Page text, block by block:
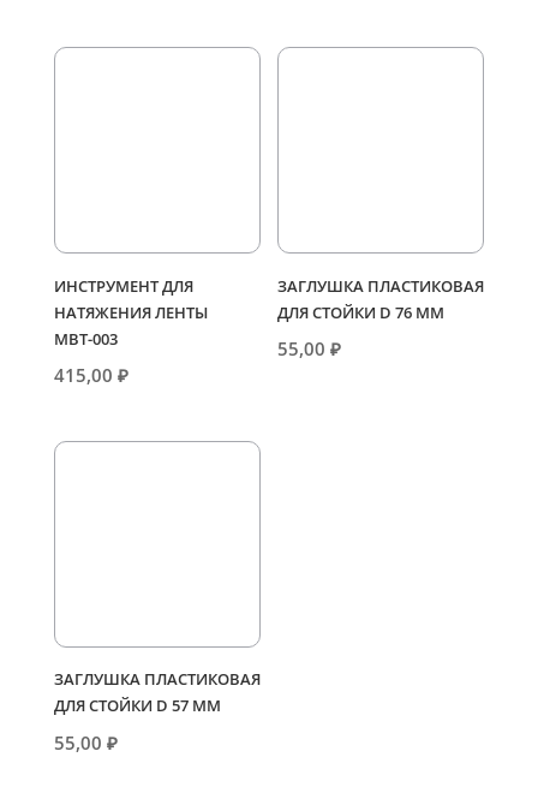
ИНСТРУМЕНТ ДЛЯ
НАТЯЖЕНИЯ ЛЕНТЫ
МВТ-003
415,00 ₽
ЗАГЛУШКА ПЛАСТИКОВАЯ
ДЛЯ СТОЙКИ D 76 ММ
55,00₽
ЗАГЛУШКА ПЛАСТИКОВАЯ
ДЛЯ СТОЙКИ D 57 ММ
55,00 ₽